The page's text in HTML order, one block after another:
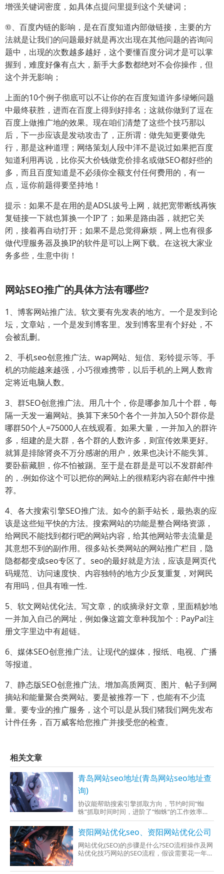
增强关键词密度，如具体点提问里提到这个关键词；
⑩、百度内链的影响，是在百度知道内部做链接，主要的方
法就是让我们的问题最好就是再次出现在其他问题的咨询问
题中，出现的次数越多越好，这个要懂百度分词才是可以掌
握到，难度好像有点大，新手大多数都绝对不会你操作，但
这个并无影响；
上面的10个例子彻底可以不让你的在百度知道许多绿蜥问题
中最终获胜，进而在百度上得到好排名；这就你做到了逗在
百度上做推广地的效果。现在咱们清楚了这些个技巧那以
后，下一步应该是发动攻击了，正所谓：做先知更要做先
行，那是这种道理；网络策划人段中洋不是说过如果把百度
知道利用再说，比你买大价钱做竞价排名或做SEO都好些的
多，而且百度知道是不必须你全额支付任何费用的，有一
点，逗你前题得要坚持地！
提示：如果不是在用的是ADSL拔号上网，就把宽带断线再恢
复链接一下就也算换一个IP了；如果是路由器，就把它关
闭，接着再自动打开；如果不是总觉得麻烦，网上也有很多
做代理服务器及换IP的软件是可以上网下载。在这祝大家业
务多些，生意中街！
网站SEO推广的具体方法有哪些?
1、博客网站推广法。软文要有先发表的地方。一个是发到论
坛，文章站，一个是发到博客里。发到博客里有个好处，不
会被乱删。
2、手机seo创意推广法。wap网站、短信、彩铃提示等。手
机的功能越来越强，小巧很难携带，以后手机的上网人数肯
定将近电脑人数。
3、群SEO创意推广法。用几十个，你是哪参加几十个群，每
隔一天发一遍网站。换算下来50个各个一并加入50个群你是
哪群50个人=75000人在线观看。如果大量，一并加入的群许
多，组建的是大群，各个群的人数许多，则宣传效果更好。
就算是排除肾炎不万分感谢的用户，效果也决计不能失算。
要卧薪藏胆，你不怕被踢。至于是在群是是可以不发群邮件
的，.例如你这个可以把你的网站上的很精彩内容在邮件中推
荐。
4、各大搜索引擎SEO推广法。如今的新手站长，最热衷的应
该是这些短平快的方法。搜索网站的功能是整合网络资源，
给网民不能找到都行吧的网站内容，给其他网站带去流量是
其意想不到的副作用。很多站长类网站的网站推广栏目，隐
隐都都变成seo专区了。seo的最好就是方法，应该是网页代
码规范、访问速度快、内容独特的地方少反复重复，对网民
有用吗，但具有唯一性.
5、软文网站优化法。写文章，的或摘录好文章，里面精妙地
一并加入自己的网址，例如像这篇文章种我加个：PayPal注
册文字里边中有超链。
6、媒体SEO创意推广法。让现代的媒体，报纸、电视、广播
等报道。
7、静态版SEO创意推广法。增加高质网页、图片、帖子到网
摘站和能量聚合类网站。要是被推荐一下，也能有不少流
量。要专业的推广服务，这个可以是从我们猪我们网先发布
计件任务，百万威客给您推广并接受您的检查。
相关文章
青岛网站seo地址(青岛网站seo地址查
询)
协议能帮助搜索引擎抓取方向，节约时间“蜘
蛛”抓取时间时间，进阶了“蜘蛛”的工作效率，
最终达到增加页面被抓取时间的几率。12、404
资阳网站优化seo、资阳网站优化公司
网站优化(SEO)的步骤是什么?SEO流程操作及网
站优化技巧网站的SEO流程，假设需要花一年的